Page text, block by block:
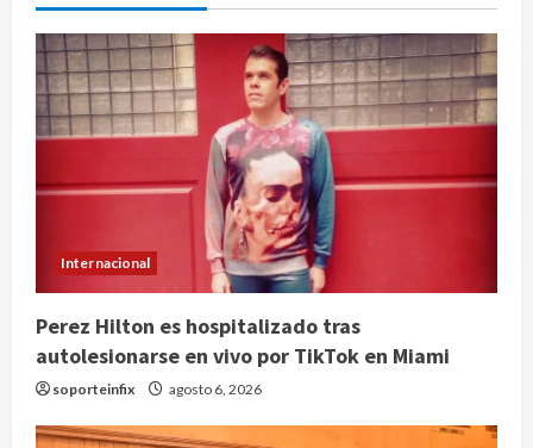
Internacional
Perez Hilton es hospitalizado tras
autolesionarse en vivo por TikTok en Miami
soporteinfix agosto 6, 2026